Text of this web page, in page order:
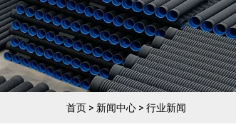
首页 > 新闻中心 > 行业新闻